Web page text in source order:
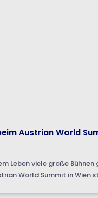
Austrian World
Leben viele große
World Summit in